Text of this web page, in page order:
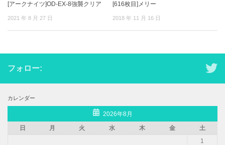
[アークナイツ]OD-EX-8強襲クリア
2021 年 8 月 27 日
[616枚目]メリー
2018 年 11 月 16 日
フォロー:
カレンダー
2026年8月
日
月 火 水 木 金
土
1